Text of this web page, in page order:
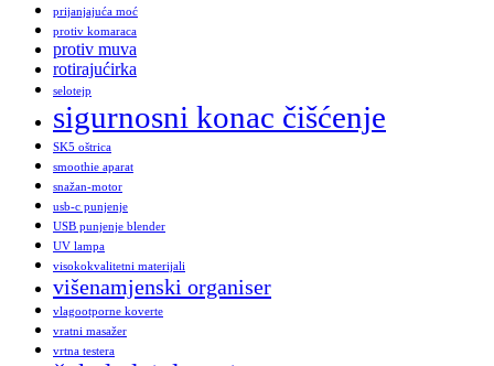
prijanjajuća moć
protiv komaraca
protiv muva
rotirajućirka
selotejp
sigurnosni konac čišćenje
SK5 oštrica
smoothie aparat
snažan-motor
usb-c punjenje
USB punjenje blender
UV lampa
visokokvalitetni materijali
višenamjenski organiser
vlagootporne koverte
vratni masažer
vrtna testera